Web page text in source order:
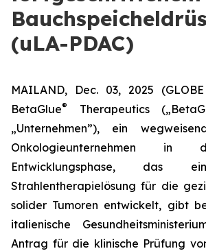
(uLA-PDAC)
MAILAND, Dec. 03, 2025
BetaGlue®
Therapeutics
„Unternehmen”), ein
Onkologieunternehmen in
Entwicklungsphase, das
Strahlentherapielösung für die
solider Tumoren entwickelt, gibt
italienische
Antrag für die klinische Prüfung